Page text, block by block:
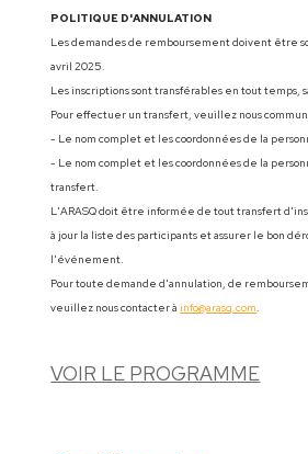
POLITIQUE D'ANNULATION
Les demandes de remboursement doivent être
avril 2025.
Les inscriptions sont transférables en tout temps,
Pour effectuer un transfert, veuillez nous
- Le nom complet et les coordonnées de la
- Le nom complet et les coordonnées de la
transfert.
L'ARASQ doit être informée de tout transfert
à jour la liste des participants et assurer le bon
l'événement.
Pour toute demande d'annulation, de
veuillez nous contacter àinfo@arasq.com.
VOIR LE PROGRAMME